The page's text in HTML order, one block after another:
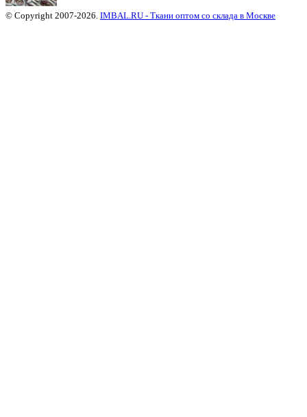
© Copyright 2007-2026. IMBAL.RU - Ткани оптом со склада в Москве